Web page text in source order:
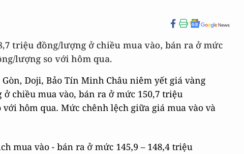
triệu đồng/lượng ở chiều mua vào, bán ra ở mức
lượng so với hôm qua.
Gòn, Doji, Bảo Tín Minh Châu niêm yết giá vàng
chiều mua vào, bán ra ở mức 150,7 triệu
hôm qua. Mức chênh lệch giữa giá mua vào và
mua vào - bán ra ở mức 145,9 – 148,4 triệu